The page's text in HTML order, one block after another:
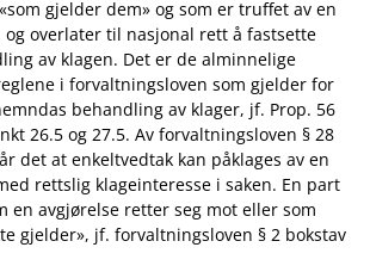
gjelder dem» og som er truffet av en
overlater til nasjonal rett å fastsette
av klagen. Det er de alminnelige
i forvaltningsloven som gjelder for
behandling av klager, jf. Prop. 56
26.5 og 27.5. Av forvaltningsloven § 28
det at enkeltvedtak kan påklages av en
rettslig klageinteresse i saken. En part
en avgjørelse retter seg mot eller som
gjelder», jf. forvaltningsloven § 2 bokstav